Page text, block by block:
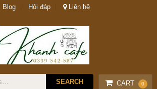
Blog Hỏi đáp Liên hệ
CART 0